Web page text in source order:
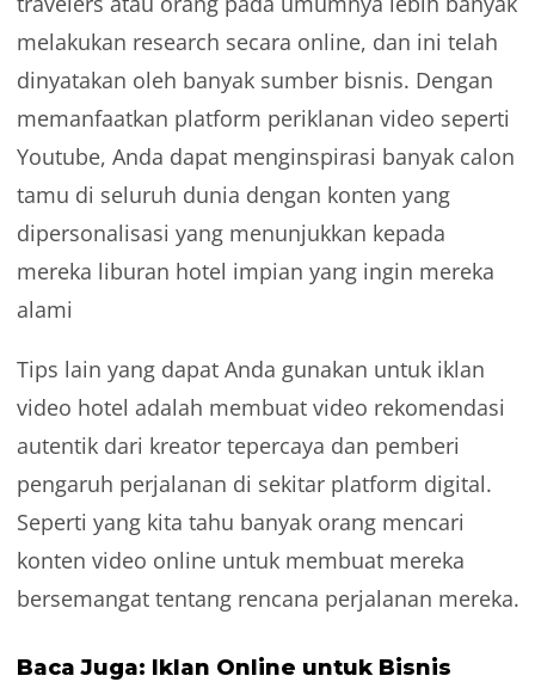
melakukan research secara online, dan ini telah
dinyatakan oleh banyak sumber bisnis. Dengan
memanfaatkan platform periklanan video seperti
Youtube, Anda dapat menginspirasi banyak calon
tamu di seluruh dunia dengan konten yang
dipersonalisasi yang menunjukkan kepada
mereka liburan hotel impian yang ingin mereka
alami
Tips lain yang dapat Anda gunakan untuk iklan
video hotel adalah membuat video rekomendasi
autentik dari kreator tepercaya dan pemberi
pengaruh perjalanan di sekitar platform digital.
Seperti yang kita tahu banyak orang mencari
konten video online untuk membuat mereka
bersemangat tentang rencana perjalanan mereka.
Baca Juga: Iklan Online untuk Bisnis